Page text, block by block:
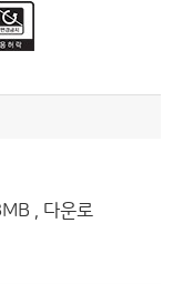
, 다운로